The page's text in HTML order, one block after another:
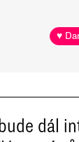
♥
dál